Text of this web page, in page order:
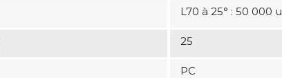
L70 à 25° : 50 000 u
25
PC